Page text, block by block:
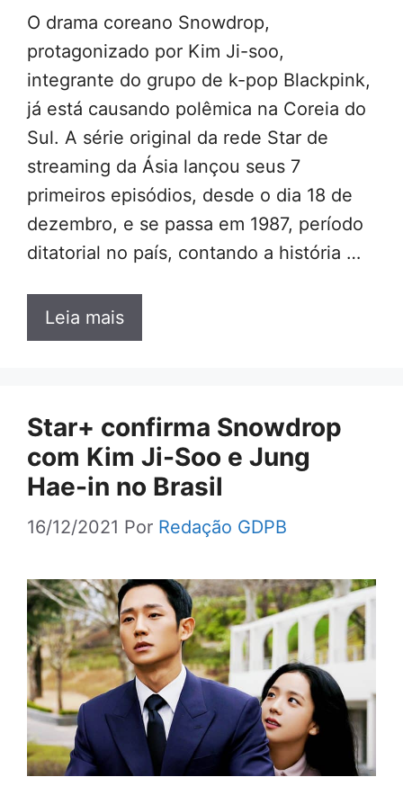
O drama coreano Snowdrop,
protagonizado por Kim Ji-soo,
integrante do grupo de k-pop Blackpink,
já está causando polêmica na Coreia do
Sul. A série original da rede Star de
streaming da Ásia lançou seus 7
primeiros episódios, desde o dia 18 de
dezembro, e se passa em 1987, período
ditatorial no país, contando a história …
Leia mais
Star+ confirma Snowdrop
com Kim Ji-Soo e Jung
Hae-in no Brasil
16/12/2021 Por Redação GDPB